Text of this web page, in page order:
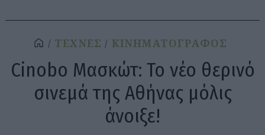
ΤΕΧΝΕΣ ΚΙΝΗΜΑΤΟΓΡΑΦΟΣ
Cinobo Μασκώτ: Το νέο θερινό
σινεμά της Αθήνας μόλις
άνοιξε!